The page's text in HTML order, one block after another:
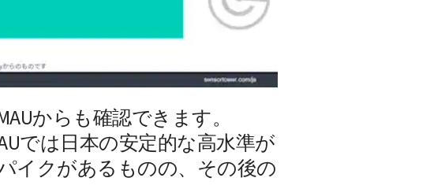
からも確認できます。
では日本の安定的な高水準が
イクがあるものの、その後の